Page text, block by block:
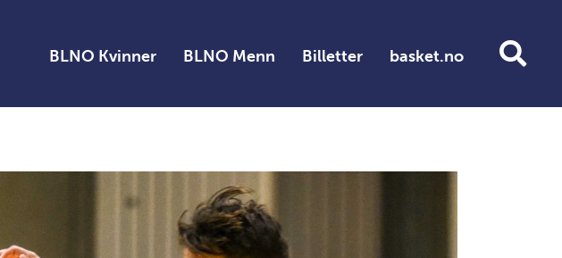
BLNO Kvinner BLNO Menn Billetter basket.no